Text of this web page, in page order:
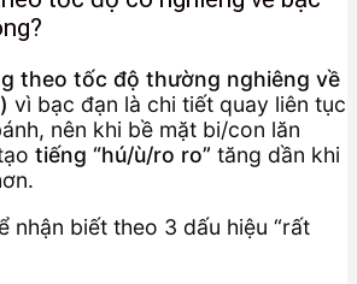
theo tốc độ thường nghiêng về
vì bạc đạn là chi tiết quay liên tục
nên khi bề mặt bi/con lăn
tiếng “hú/ù/ro ro” tăng dần khi
nhận biết theo 3 dấu hiệu “rất